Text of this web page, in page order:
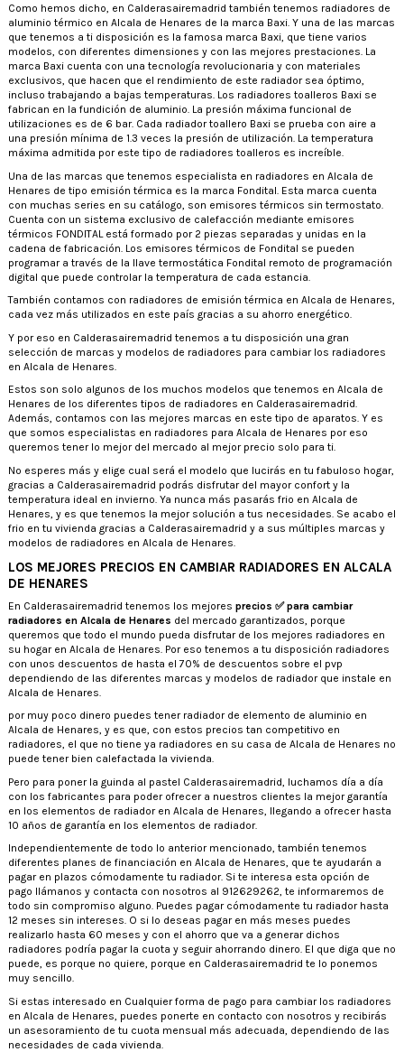
Como hemos dicho, en Calderasairemadrid también tenemos radiadores de
aluminio térmico en Alcala de Henares de la marca Baxi. Y una de las marcas
que tenemos a ti disposición es la famosa marca Baxi, que tiene varios
modelos, con diferentes dimensiones y con las mejores prestaciones. La
marca Baxi cuenta con una tecnología revolucionaria y con materiales
exclusivos, que hacen que el rendimiento de este radiador sea óptimo,
incluso trabajando a bajas temperaturas. Los radiadores toalleros Baxi se
fabrican en la fundición de aluminio. La presión máxima funcional de
utilizaciones es de 6 bar. Cada radiador toallero Baxi se prueba con aire a
una presión mínima de 1.3 veces la presión de utilización. La temperatura
máxima admitida por este tipo de radiadores toalleros es increíble.
Una de las marcas que tenemos especialista en radiadores en Alcala de
Henares de tipo emisión térmica es la marca Fondital. Esta marca cuenta
con muchas series en su catálogo, son emisores térmicos sin termostato.
Cuenta con un sistema exclusivo de calefacción mediante emisores
térmicos FONDITAL está formado por 2 piezas separadas y unidas en la
cadena de fabricación. Los emisores térmicos de Fondital se pueden
programar a través de la llave termostática Fondital remoto de programación
digital que puede controlar la temperatura de cada estancia.
También contamos con radiadores de emisión térmica en Alcala de Henares,
cada vez más utilizados en este país gracias a su ahorro energético.
Y por eso en Calderasairemadrid tenemos a tu disposición una gran
selección de marcas y modelos de radiadores para cambiar los radiadores
en Alcala de Henares.
Estos son solo algunos de los muchos modelos que tenemos en Alcala de
Henares de los diferentes tipos de radiadores en Calderasairemadrid.
Además, contamos con las mejores marcas en este tipo de aparatos. Y es
que somos especialistas en radiadores para Alcala de Henares por eso
queremos tener lo mejor del mercado al mejor precio solo para ti.
No esperes más y elige cual será el modelo que lucirás en tu fabuloso hogar,
gracias a Calderasairemadrid podrás disfrutar del mayor confort y la
temperatura ideal en invierno. Ya nunca más pasarás frio en Alcala de
Henares, y es que tenemos la mejor solución a tus necesidades. Se acabo el
frio en tu vivienda gracias a Calderasairemadrid y a sus múltiples marcas y
modelos de radiadores en Alcala de Henares.
LOS MEJORES PRECIOS EN CAMBIAR RADIADORES EN ALCALA
DE HENARES
En Calderasairemadrid tenemos los mejores precios ✅ para cambiar
radiadores en Alcala de Henares del mercado garantizados, porque
queremos que todo el mundo pueda disfrutar de los mejores radiadores en
su hogar en Alcala de Henares. Por eso tenemos a tu disposición radiadores
con unos descuentos de hasta el 70% de descuentos sobre el pvp
dependiendo de las diferentes marcas y modelos de radiador que instale en
Alcala de Henares.
por muy poco dinero puedes tener radiador de elemento de aluminio en
Alcala de Henares, y es que, con estos precios tan competitivo en
radiadores, el que no tiene ya radiadores en su casa de Alcala de Henares no
puede tener bien calefactada la vivienda.
Pero para poner la guinda al pastel Calderasairemadrid, luchamos día a día
con los fabricantes para poder ofrecer a nuestros clientes la mejor garantía
en los elementos de radiador en Alcala de Henares, llegando a ofrecer hasta
10 años de garantía en los elementos de radiador.
Independientemente de todo lo anterior mencionado, también tenemos
diferentes planes de financiación en Alcala de Henares, que te ayudarán a
pagar en plazos cómodamente tu radiador. Si te interesa esta opción de
pago llámanos y contacta con nosotros al 912629262, te informaremos de
todo sin compromiso alguno. Puedes pagar cómodamente tu radiador hasta
12 meses sin intereses. O si lo deseas pagar en más meses puedes
realizarlo hasta 60 meses y con el ahorro que va a generar dichos
radiadores podría pagar la cuota y seguir ahorrando dinero. El que diga que no
puede, es porque no quiere, porque en Calderasairemadrid te lo ponemos
muy sencillo.
Si estas interesado en Cualquier forma de pago para cambiar los radiadores
en Alcala de Henares, puedes ponerte en contacto con nosotros y recibirás
un asesoramiento de tu cuota mensual más adecuada, dependiendo de las
necesidades de cada vivienda.